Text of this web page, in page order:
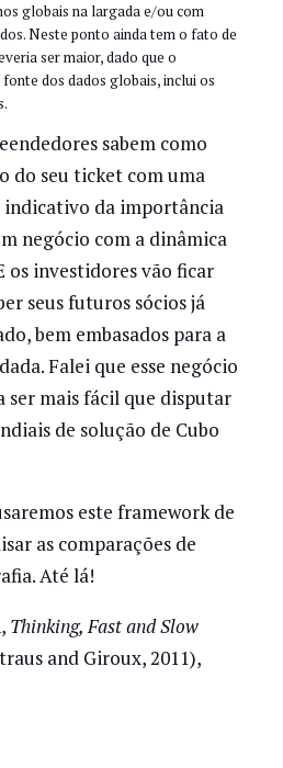
globais na largada e/ou com
Neste ponto ainda tem o fato de
ser maior, dado que o
fonte dos dados globais, inclui os
sabem como
do seu ticket com uma
indicativo da importância
negócio com a dinâmica
os investidores vão ficar
seus futuros sócios já
bem embasados para a
Falei que esse negócio
ser mais fácil que disputar
de solução de Cubo
este framework de
as comparações de
Até lá!
Thinking, Fast and Slow
and Giroux, 2011),